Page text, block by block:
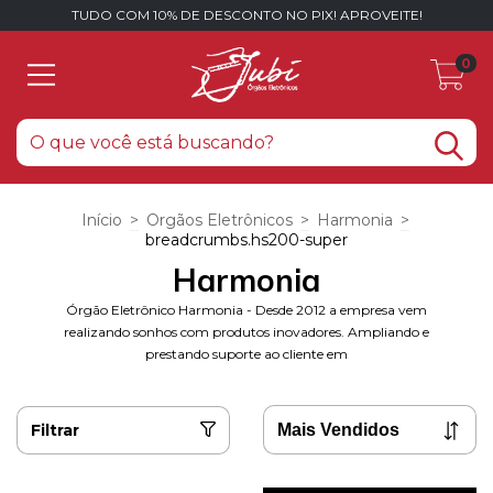
TUDO COM 10% DE DESCONTO NO PIX! APROVEITE!
0
Início > Orgãos Eletrônicos > Harmonia >
breadcrumbs.hs200-super
Harmonia
Órgão Eletrônico Harmonia - Desde 2012 a empresa vem
realizando sonhos com produtos inovadores. Ampliando e
prestando suporte ao cliente em
Filtrar